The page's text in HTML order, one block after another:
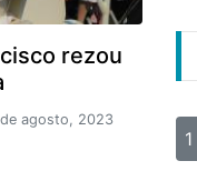
rezou
agosto, 2023
1